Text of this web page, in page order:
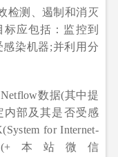
检测、遏制和消灭
标应包括：监控到
染机器;并利用分
数据(其中提
内部及其是否受感
for Internet-
(+本站微信